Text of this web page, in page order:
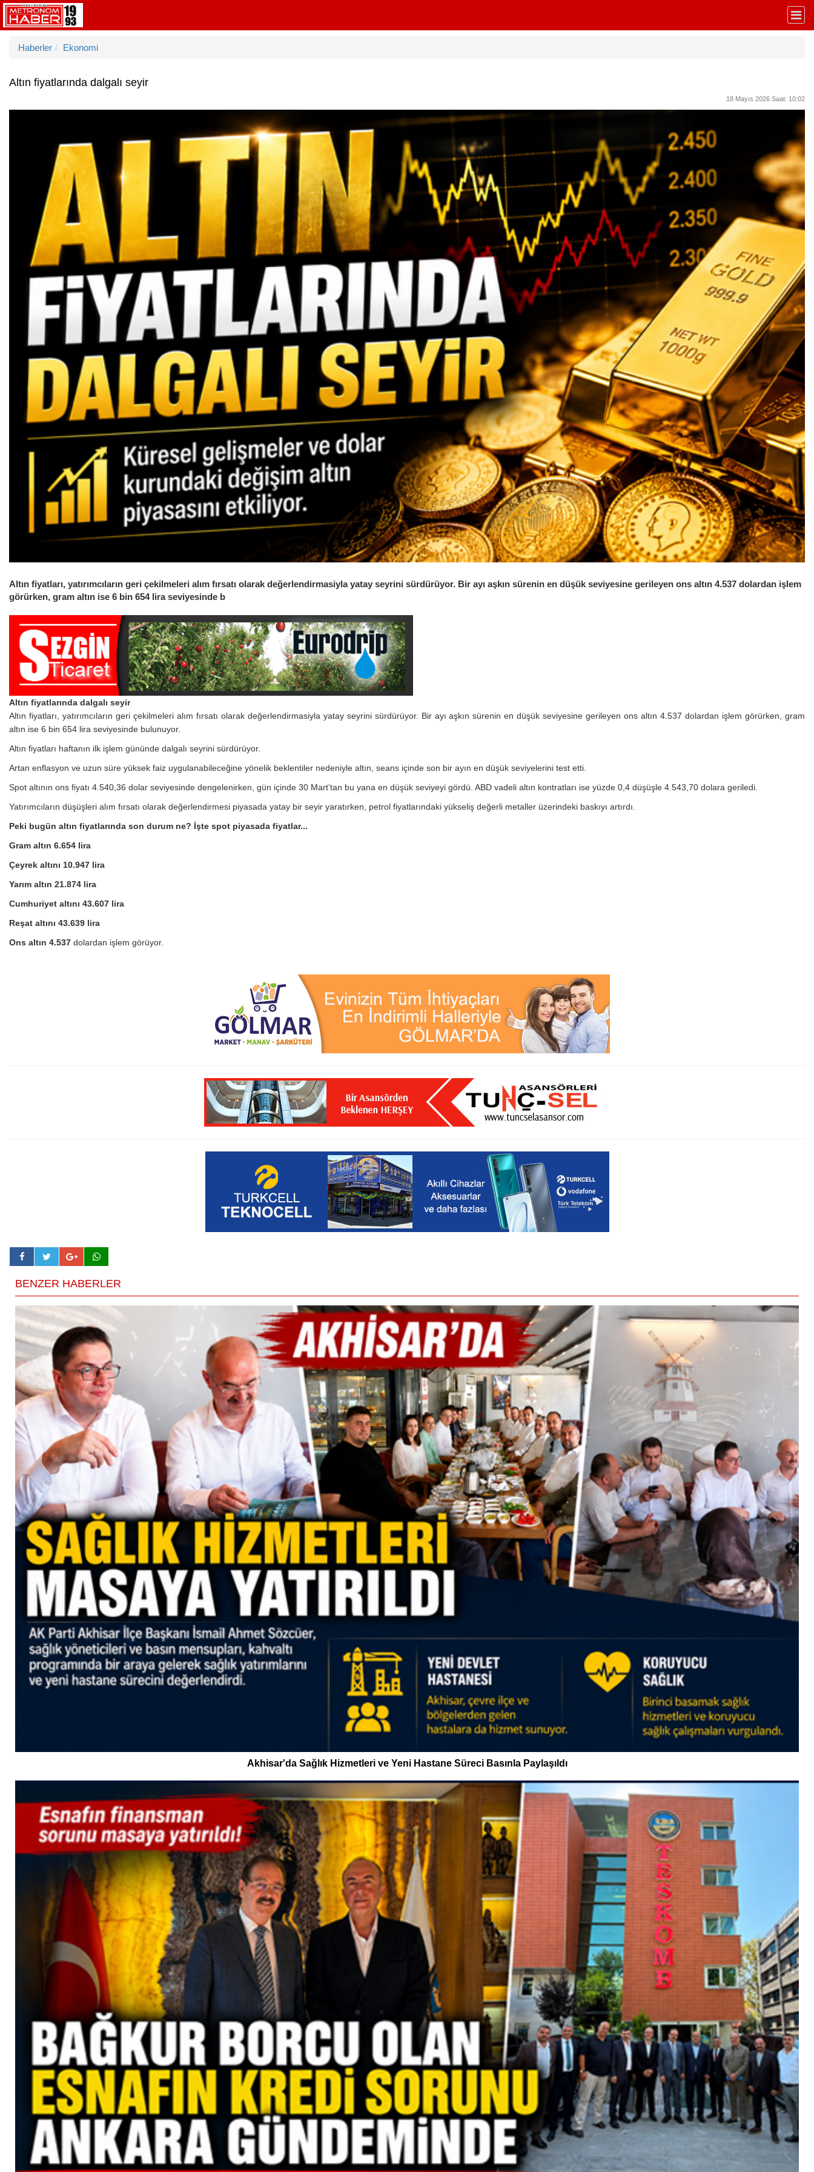
Haberler Ekonomi
Altın fiyatlarında dalgalı seyir
18 Mayıs 2026 Saat: 10:02
Altın fiyatları, yatırımcıların geri çekilmeleri alım fırsatı olarak değerlendirmasiyla yatay seyrini sürdürüyor. Bir ayı aşkın sürenin en düşük seviyesine gerileyen ons altın 4.537 dolardan işlem
görürken, gram altın ise 6 bin 654 lira seviyesinde b
Altın fiyatlarında dalgalı seyir
Altın fiyatları, yatırımcıların geri çekilmeleri alım fırsatı olarak değerlendirmasiyla yatay seyrini sürdürüyor. Bir ayı aşkın sürenin en düşük seviyesine gerileyen ons altın 4.537 dolardan işlem görürken, gram
altın ise 6 bin 654 lira seviyesinde bulunuyor.
Altın fiyatları haftanın ilk işlem gününde dalgalı seyrini sürdürüyor.
Artan enflasyon ve uzun süre yüksek faiz uygulanabileceğine yönelik beklentiler nedeniyle altın, seans içinde son bir ayın en düşük seviyelerini test etti.
Spot altının ons fiyatı 4.540,36 dolar seviyesinde dengelenirken, gün içinde 30 Mart’tan bu yana en düşük seviyeyi gördü. ABD vadeli altın kontratları ise yüzde 0,4 düşüşle 4.543,70 dolara geriledi.
Yatırımcıların düşüşleri alım fırsatı olarak değerlendirmesi piyasada yatay bir seyir yaratırken, petrol fiyatlarındaki yükseliş değerli metaller üzerindeki baskıyı artırdı.
Peki bugün altın fiyatlarında son durum ne? İşte spot piyasada fiyatlar...
Gram altın 6.654 lira
Çeyrek altını 10.947 lira
Yarım altın 21.874 lira
Cumhuriyet altını 43.607 lira
Reşat altını 43.639 lira
Ons altın 4.537 dolardan işlem görüyor.
BENZER HABERLER
Akhisar'da Sağlık Hizmetleri ve Yeni Hastane Süreci Basınla Paylaşıldı